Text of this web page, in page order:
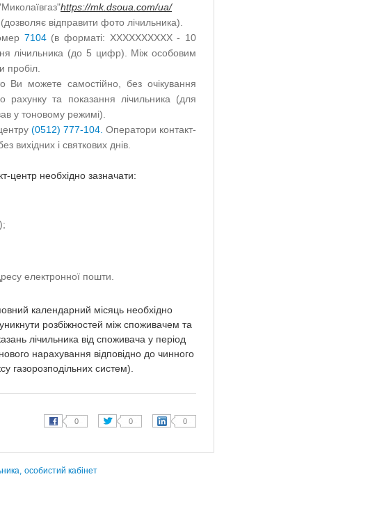
https://mk.dsoua.com/ua/
(дозволяє відправити фото лічильника).
7104 (в форматі: ХХХХХХХХХХ - 10
лічильника (до 5 цифр). Між особовим
пробіл.
Ви можете самостійно, без очікування
рахунку та показання лічильника (для
у тоновому режимі).
(0512) 777-104. Оператори контакт-
і святкових днів.
центр необхідно зазначати:
електронної пошти.
календарний місяць необхідно
розбіжностей між споживачем та
лічильника від споживача у період
нарахування відповідно до чинного
газорозподільних систем).
особистий кабінет